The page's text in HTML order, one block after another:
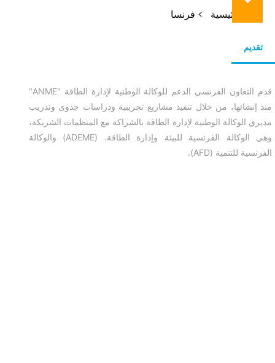
مسار
التنقل
الرئيسية فرنسا
تقديم
قدم التعاون الفرنسي الدعم للوكالة الوطنية لإدارة الطاقة "ANME"
منذ إنشائها، من خلال تنفيذ مشاريع تجريبية ودراسات جدوى وتدريب
مديري الوكالة الوطنية لإدارة الطاقة بالشراكة مع المنظمات الشريكة،
وهي الوكالة الفرنسية للبيئة وإدارة الطاقة. (ADEME) والوكالة
الفرنسية للتنمية (AFD).